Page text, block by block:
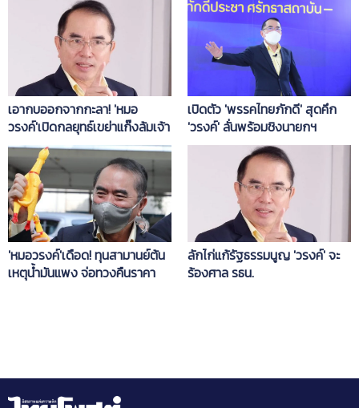
เอากบออกจากกะลา! 'หมอ
วรงค์'เปิดกลยุทธ์เขย่าแก๊งล้มเจ้า
เปิดตัว 'พรรคไทยภักดี' สุดคึก
'วรงค์' ลั่นพร้อมชิงนายกฯ
'หมอวรงค์'เดือด! ทุนสามานย์ต้น
เหตุน้ำมันแพง จ่อทวงคืนราคา
ลักไก่แก้รัฐธรรมนูญ 'วรงค์' จะ
ร้องศาล รธน.